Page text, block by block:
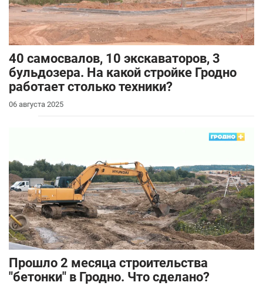
40 самосвалов, 10 экскаваторов, 3
бульдозера. На какой стройке Гродно
работает столько техники?
06 августа 2025
Прошло 2 месяца строительства
"бетонки" в Гродно. Что сделано?